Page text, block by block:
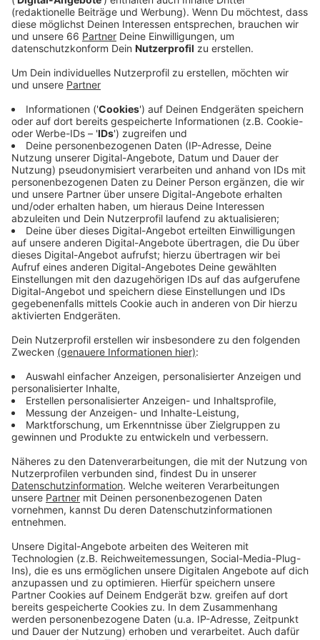
Anzeige
Der Eishockeyverein von der Brehmstraße hat ein
der einzelnen Spieler auf dem Eis wird es im Rather
Dome ein Trainingsspiel zwischen dem Team Barta und
dem Team Nowak geben. Außerdem gibt es im
Anschluss an das Spiel erstmals seit langer Zeit
wieder eine richtige Autogrammstunde. Die
Düsseldorfer EG hatte am Freitagabend ein Testspiel
bei den Kölner Haien 1:2 nach Verlängerung verloren.
Das erste Ligaspiel hat die DEG am 10. September in
Krefeld. Am 12. September steht dann das erste
Heimspiel aus dem Programm. Zu Gast im Rather
Dome sind die Augsburger Panther. Bully ist um 16:30
Uhr. Es sind über 6.500 Zuschauer erlaubt.
Anzeige
Weitere Infos und Links zum Thema
Anzeige
Hier informiert die DEG
Anzeige
Anzeige